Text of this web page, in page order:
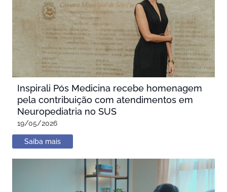
Inspirali Pós Medicina recebe homenagem
pela contribuição com atendimentos em
Neuropediatria no SUS
19/05/2026
Saiba mais